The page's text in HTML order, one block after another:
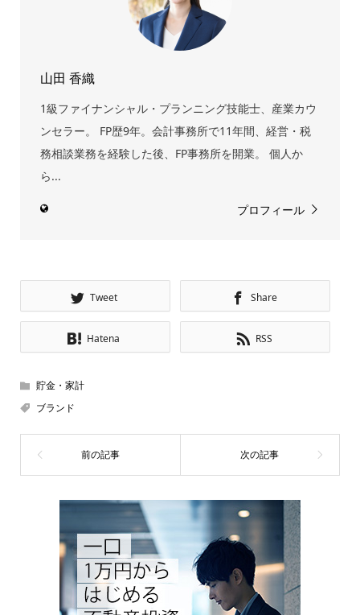
山田 香織
1級ファイナンシャル・プランニング技能士、産業カウ
ンセラー。 FP歴9年。会計事務所で11年間、経営・税
務相談業務を経験した後、FP事務所を開業。 個人か
ら...
プロフィール
Tweet Share
Hatena RSS
貯金・家計
ブランド